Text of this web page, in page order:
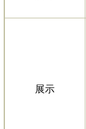
展示